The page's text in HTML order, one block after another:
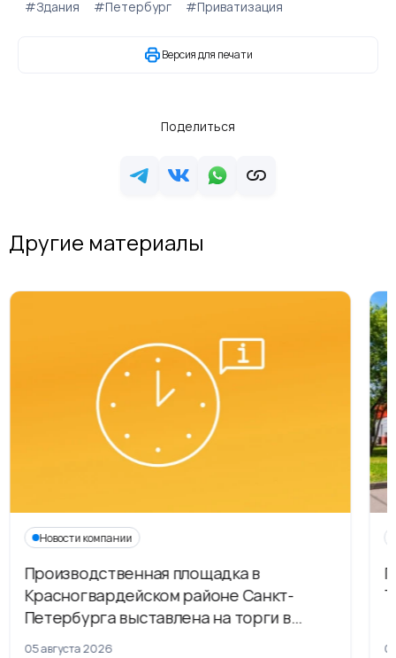
#Здания #Петербург #Приватизация
Версия для печати
Поделиться
Другие материалы
Новости компании
Производственная площадка в
Красногвардейском районе Санкт-
Петербурга выставлена на торги в
рамках приватизации
05 августа 2026